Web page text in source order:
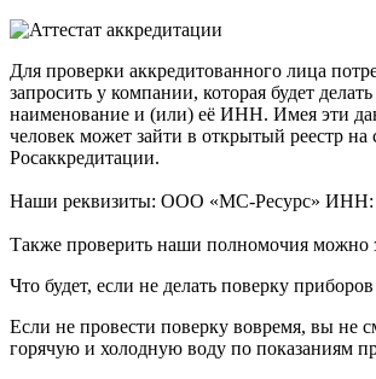
Для проверки аккредитованного лица
запросить у компании, которая будет
наименование и (или) её ИНН. Имея эти
человек может зайти в открытый реестр на
Росаккредитации.
Наши реквизиты: ООО «МС-Ресурс» ИНН:
Также проверить наши полномочия можно
Что будет, если не делать поверку приборов
Если не провести поверку вовремя, вы не
горячую и холодную воду по показаниям